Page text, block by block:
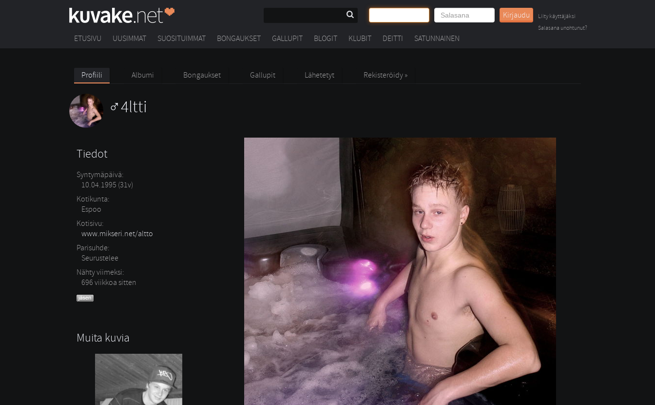
Kirjaudu
Liity käyttäjäksi
Salasana unohtunut?
ETUSIVU UUSIMMAT SUOSITUIMMAT BONGAUKSET GALLUPIT BLOGIT KLUBIT DEITTI SATUNNAINEN
Profiili Albumi Bongaukset Gallupit Lähetetyt Rekisteröidy »
4ltti
Tiedot
Syntymäpäivä:
10.04.1995 (31v)
Kotikunta:
Espoo
Kotisivu:
www.mikseri.net/altto
Parisuhde:
Seurustelee
Nähty viimeksi:
696 viikkoa sitten
Muita kuvia